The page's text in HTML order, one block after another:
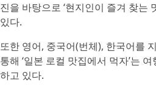
진을 바탕으로 ‘현지인이 즐겨 찾는
있다.
또한 영어, 중국어(번체), 한국어를
통해 ‘일본 로컬 맛집에서 먹자’는
하고 있다.